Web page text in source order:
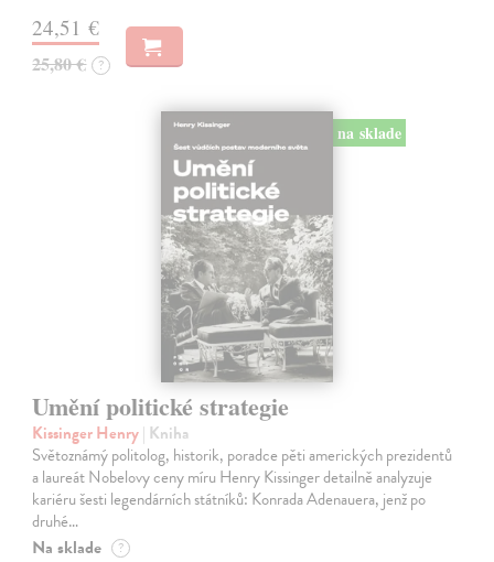
24,51 €
25,80 € ?
na sklade
Umění politické strategie
Kissinger Henry| Kniha
Světoznámý politolog, historik, poradce pěti amerických prezidentů
a laureát Nobelovy ceny míru Henry Kissinger detailně analyzuje
kariéru šesti legendárních státníků: Konrada Adenauera, jenž po
druhé…
Na sklade ?